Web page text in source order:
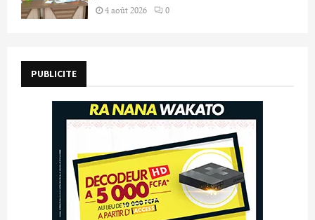
4 août 2026 0
PUBLICITE